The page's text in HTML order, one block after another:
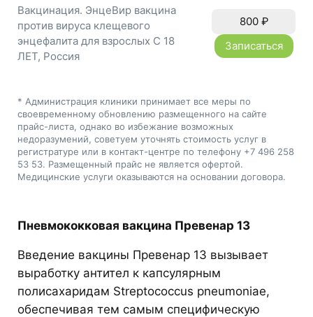
Вакцинация. ЭнцеВир вакцина
против вируса клещевого
энцефалита для взрослых С 18
ЛЕТ, Россия
800 ₽
Записаться
* Администрация клиники принимает все меры по
своевременному обновлению размещенного на сайте
прайс-листа, однако во избежание возможных
недоразумений, советуем уточнять стоимость услуг в
регистратуре или в контакт-центре по телефону +7 496 258
53 53. Размещенный прайс не является офертой.
Медицинские услуги оказываются на основании договора.
Пневмококковая вакцина Превенар 13
Введение вакцины Превенар 13 вызывает
выработку антител к капсулярным
полисахаридам Streptococcus pneumoniae,
обеспечивая тем самым специфическую